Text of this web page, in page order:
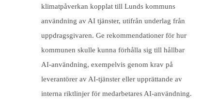
klimatpåverkan kopplat till Lunds kommuns
användning av AI tjänster, utifrån underlag från
uppdragsgivaren. Ge rekommendationer för hur
kommunen skulle kunna förhålla sig till hållbar
AI-användning, exempelvis genom krav på
leverantörer av AI-tjänster eller upprättande av
interna riktlinjer för medarbetares AI-användning.